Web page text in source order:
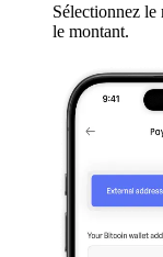
Sélectionnez le
le montant.